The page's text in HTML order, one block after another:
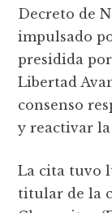
Decreto de
impulsado
presidida
Libertad
consenso
y reactivar
La cita tuvo
titular de la